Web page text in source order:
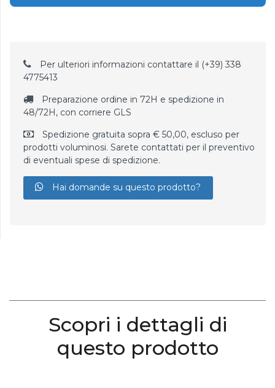
Per ulteriori informazioni contattare il (+39) 338
4775413
Preparazione ordine in 72H e spedizione in
48/72H, con corriere GLS
Spedizione gratuita sopra € 50,00, escluso per
prodotti voluminosi. Sarete contattati per il preventivo
di eventuali spese di spedizione.
Hai domande su questo prodotto?
Scopri i dettagli di
questo prodotto